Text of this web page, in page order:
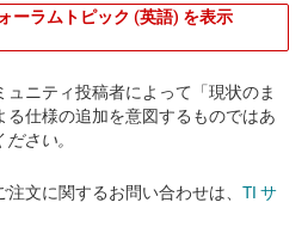
ーラムトピック (英語) を表示
ュニティ投稿者によって「現状のま
る仕様の追加を意図するものではあ
さい。
文に関するお問い合わせは、 TI サ